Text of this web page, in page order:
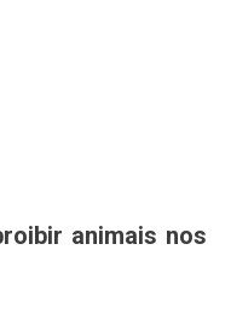
animais nos